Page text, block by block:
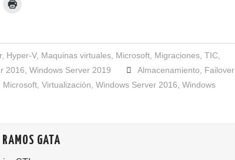
, Hyper-V, Maquinas virtuales Microsoft Migraciones ,TIC
2016 Windows Server 2019 Almacenamiento
Failover
Microsoft Virtualización Windows Server 2016 Windows
GATA